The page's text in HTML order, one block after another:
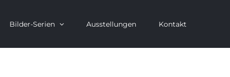
Bilder-Serien Ausstellungen Kontakt